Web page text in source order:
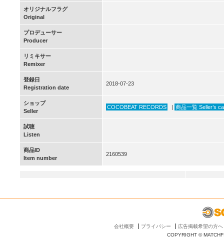
オリジナルフラグ
Original
プロデューサー
Producer
リミキサー
Remixer
登録日
Registration date
2018-07-23
ショップ
Seller
COCOBEAT RECORDS | 商品一覧 Seller’s
試聴
Listen
商品ID
Item number
2160539
会社概要 プライバシー
広告掲載希望の方へ
COPYRIGHT ©